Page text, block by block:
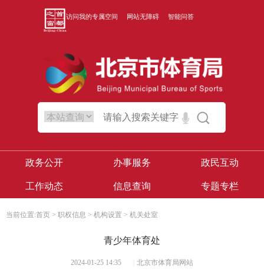
访问我的专属空间 网站无障碍 智能问答
政务公开 办事服务 政民互动
工作动态 信息查询 专题专栏
当前位置:首页 > 职权信息 > 机构设置 > 机关处室
青少年体育处
2024-01-25 14:35 北京市体育局网站